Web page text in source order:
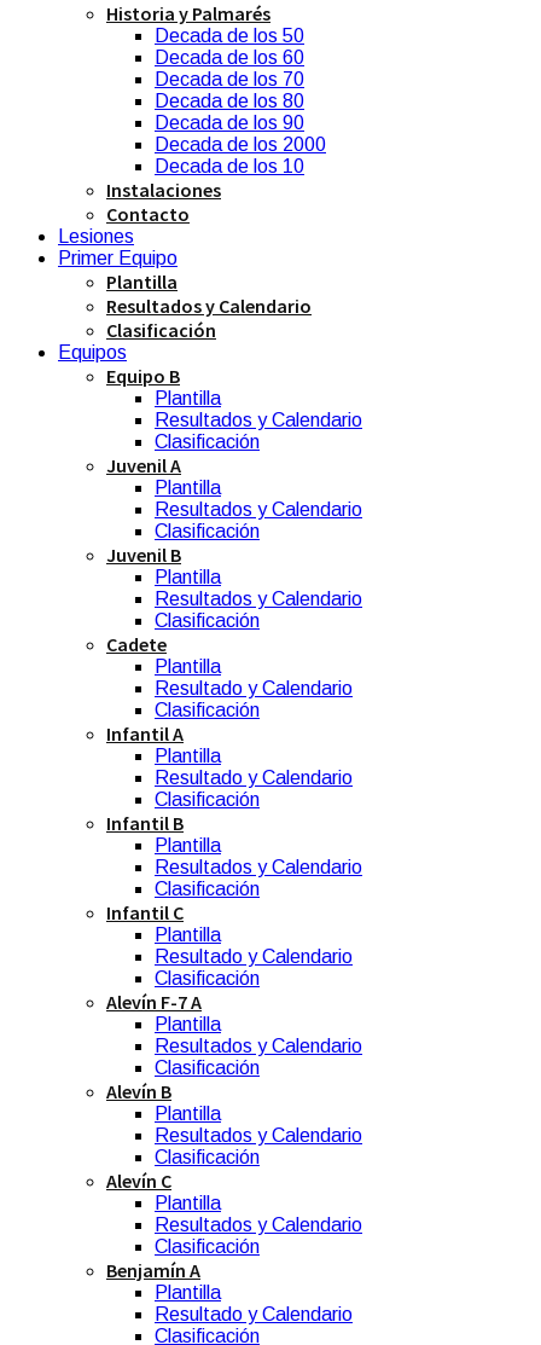
Historia y Palmarés
Decada de los 50
Decada de los 60
Decada de los 70
Decada de los 80
Decada de los 90
Decada de los 2000
Decada de los 10
Instalaciones
Contacto
Lesiones
Primer Equipo
Plantilla
Resultados y Calendario
Clasificación
Equipos
Equipo B
Plantilla
Resultados y Calendario
Clasificación
Juvenil A
Plantilla
Resultados y Calendario
Clasificación
Juvenil B
Plantilla
Resultados y Calendario
Clasificación
Cadete
Plantilla
Resultado y Calendario
Clasificación
Infantil A
Plantilla
Resultado y Calendario
Clasificación
Infantil B
Plantilla
Resultados y Calendario
Clasificación
Infantil C
Plantilla
Resultado y Calendario
Clasificación
Alevín F-7 A
Plantilla
Resultados y Calendario
Clasificación
Alevín B
Plantilla
Resultados y Calendario
Clasificación
Alevín C
Plantilla
Resultados y Calendario
Clasificación
Benjamín A
Plantilla
Resultado y Calendario
Clasificación